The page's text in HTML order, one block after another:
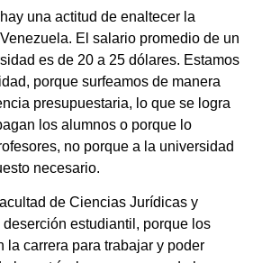
una actitud de enaltecer la
El salario promedio de un
es de 20 a 25 dólares. Estamos
porque surfeamos de manera
presupuestaria, lo que se logra
los alumnos o porque lo
no porque a la universidad
necesario.
de Ciencias Jurídicas y
estudiantil, porque los
la carrera para trabajar y poder